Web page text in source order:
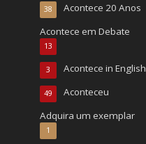
Acontece 20 Anos
38
Acontece em Debate
13
Acontece in English
3
Aconteceu
49
Adquira um exemplar
1